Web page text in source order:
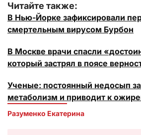
Читайте также:
В Нью-Йорке зафиксировали
смертельным вирусом Бурбон
В Москве врачи спасли
который застрял в поясе
Ученые: постоянный недосып
метаболизм и приводит к
Разуменко Екатерина